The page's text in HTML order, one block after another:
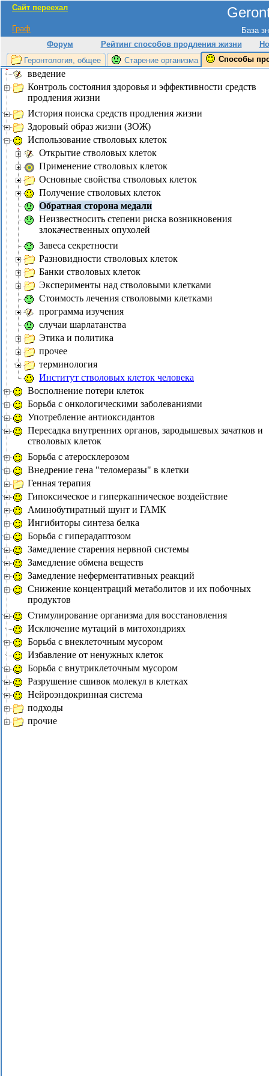
Сайт переехал
База
Граф
Форум
Рейтинг способов продления жизни
Геронтология, общее
Старение организма Способы
введение
Контроль состояния здоровья и эффективности средств
продления жизни
История поиска средств продления жизни
Здоровый образ жизни (ЗОЖ)
Использование стволовых клеток
Открытие стволовых клеток
Применение стволовых клеток
Основные свойства стволовых клеток
Получение стволовых клеток
Обратная сторона медали
Неизвестносить степени риска возникновения
злокачественных опухолей
Завеса секретности
Разновидности стволовых клеток
Банки стволовых клеток
Эксперименты над стволовыми клетками
Стоимость лечения стволовыми клетками
программа изучения
случаи шарлатанства
Этика и политика
прочее
терминология
Институт стволовых клеток человека
Восполнение потери клеток
Борьба с онкологическими заболеваниями
Употребление антиоксидантов
Пересадка внутренних органов, зародышевых зачатков и
стволовых клеток
Борьба с атеросклерозом
Внедрение гена "теломеразы" в клетки
Генная терапия
Гипоксическое и гиперкапническое воздействие
Аминобутиратный шунт и ГАМК
Ингибиторы синтеза белка
Борьба с гиперадаптозом
Замедление старения нервной системы
Замедление обмена веществ
Замедление неферментативных реакций
Снижение концентраций метаболитов и их побочных
продуктов
Стимулирование организма для восстановления
Исключение мутаций в митохондриях
Борьба с внеклеточным мусором
Избавление от ненужных клеток
Борьба с внутриклеточным мусором
Разрушение сшивок молекул в клетках
Нейроэндокринная система
подходы
прочие